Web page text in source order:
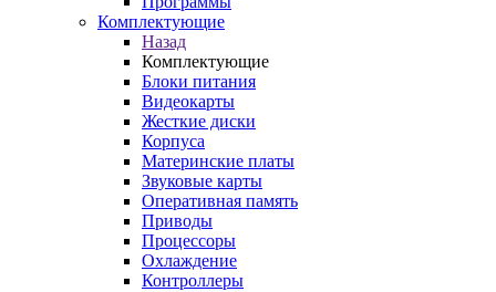
Комплектующие
Назад
Комплектующие
Блоки питания
Видеокарты
Жесткие диски
Корпуса
Материнские платы
Звуковые карты
Оперативная память
Приводы
Процессоры
Охлаждение
Контроллеры